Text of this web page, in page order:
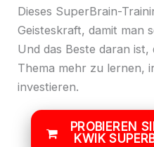
Dieses SuperBrain-
Geisteskraft, damit man
Und das Beste daran
Thema mehr zu lernen,
investieren.
PROBIEREN
KWIK